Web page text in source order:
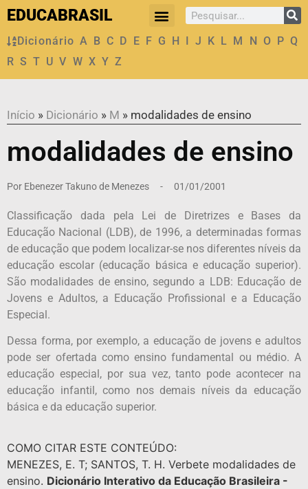
EDUCABRASIL
Dicionário A B C D E F G H I J K L M N O P Q
R S T U V W X Y Z
Início » Dicionário » M » modalidades de ensino
modalidades de ensino
Por Ebenezer Takuno de Menezes - 01/01/2001
Classificação dada pela Lei de Diretrizes e Bases da
Educação Nacional (LDB), de 1996, a determinadas formas
de educação que podem localizar-se nos diferentes níveis da
educação escolar (educação básica e educação superior).
São modalidades de ensino, segundo a LDB: Educação de
Jovens e Adultos, a Educação Profissional e a Educação
Especial.
Dessa forma, por exemplo, a educação de jovens e adultos
pode ser ofertada como ensino fundamental ou médio. A
educação especial, por sua vez, tanto pode acontecer na
educação infantil, como nos demais níveis da educação
básica e da educação superior.
COMO CITAR ESTE CONTEÚDO:
MENEZES, E. T; SANTOS, T. H. Verbete modalidades de
ensino. Dicionário Interativo da Educação Brasileira -